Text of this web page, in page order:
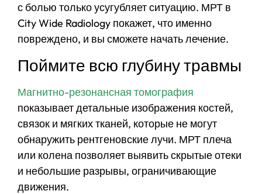
с болью только усугубляет ситуацию. МРТ в
City Wide Radiology покажет, что именно
повреждено, и вы сможете начать лечение.
Поймите всю глубину травмы
Магнитно-резонансная томография
показывает детальные изображения костей,
связок и мягких тканей, которые не могут
обнаружить рентгеновские лучи. МРТ плеча
или колена позволяет выявить скрытые отеки
и небольшие разрывы, ограничивающие
движения.